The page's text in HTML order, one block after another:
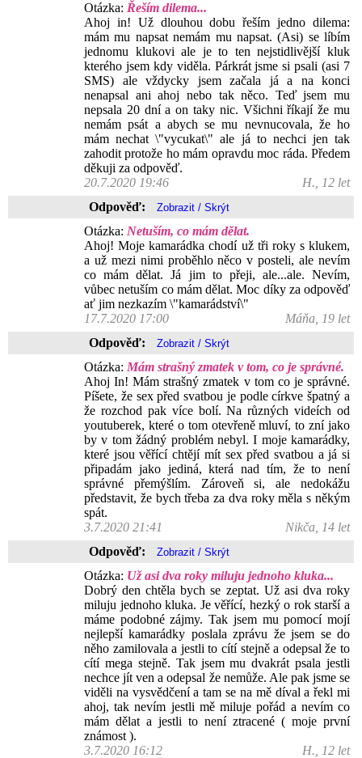
Otázka: Řeším dilema...
Ahoj in! Už dlouhou dobu řeším jedno dilema:
mám mu napsat nemám mu napsat. (Asi) se líbím
jednomu klukovi ale je to ten nejstidlivější kluk
kterého jsem kdy viděla. Párkrát jsme si psali (asi 7
SMS) ale vždycky jsem začala já a na konci
nenapsal ani ahoj nebo tak něco. Teď jsem mu
nepsala 20 dní a on taky nic. Všichni říkají že mu
nemám psát a abych se mu nevnucovala, že ho
mám nechat \"vycukat\" ale já to nechci jen tak
zahodit protože ho mám opravdu moc ráda. Předem
děkuji za odpověď.
20.7.2020 19:46
H., 12 let
Odpověď:
Otázka: Netuším, co mám dělat.
Ahoj! Moje kamarádka chodí už tři roky s klukem,
a už mezi nimi proběhlo něco v posteli, ale nevím
co mám dělat. Já jim to přeji, ale...ale. Nevím,
vůbec netuším co mám dělat. Moc díky za odpověď
ať jim nezkazím \"kamarádství\"
17.7.2020 17:00
Máňa, 19 let
Odpověď:
Otázka: Mám strašný zmatek v tom, co je správné.
Ahoj In! Mám strašný zmatek v tom co je správné.
Píšete, že sex před svatbou je podle církve špatný a
že rozchod pak více bolí. Na různých videích od
youtuberek, které o tom otevřeně mluví, to zní jako
by v tom žádný problém nebyl. I moje kamarádky,
které jsou věřící chtějí mít sex před svatbou a já si
připadám jako jediná, která nad tím, že to není
správné přemýšlím. Zároveň si, ale nedokážu
představit, že bych třeba za dva roky měla s někým
spát.
3.7.2020 21:41
Nikča, 14 let
Odpověď:
Otázka: Už asi dva roky miluju jednoho kluka...
Dobrý den chtěla bych se zeptat. Už asi dva roky
miluju jednoho kluka. Je věřící, hezký o rok starší a
máme podobné zájmy. Tak jsem mu pomocí mojí
nejlepší kamarádky poslala zprávu že jsem se do
něho zamilovala a jestli to cítí stejně a odepsal že to
cítí mega stejně. Tak jsem mu dvakrát psala jestli
nechce jít ven a odepsal že nemůže. Ale pak jsme se
viděli na vysvědčení a tam se na mě díval a řekl mi
ahoj, tak nevím jestli mě miluje pořád a nevím co
mám dělat a jestli to není ztracené ( moje první
známost ).
3.7.2020 16:12
H., 12 let